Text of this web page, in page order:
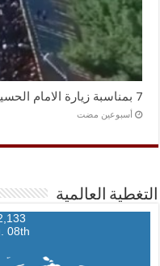
7 بمناسبة زيارة الامام الحسين عليه السلام زيارة الاربعين فيديو
‏أسبوعين مضت
التغطية العالمية
Pageviews
08th